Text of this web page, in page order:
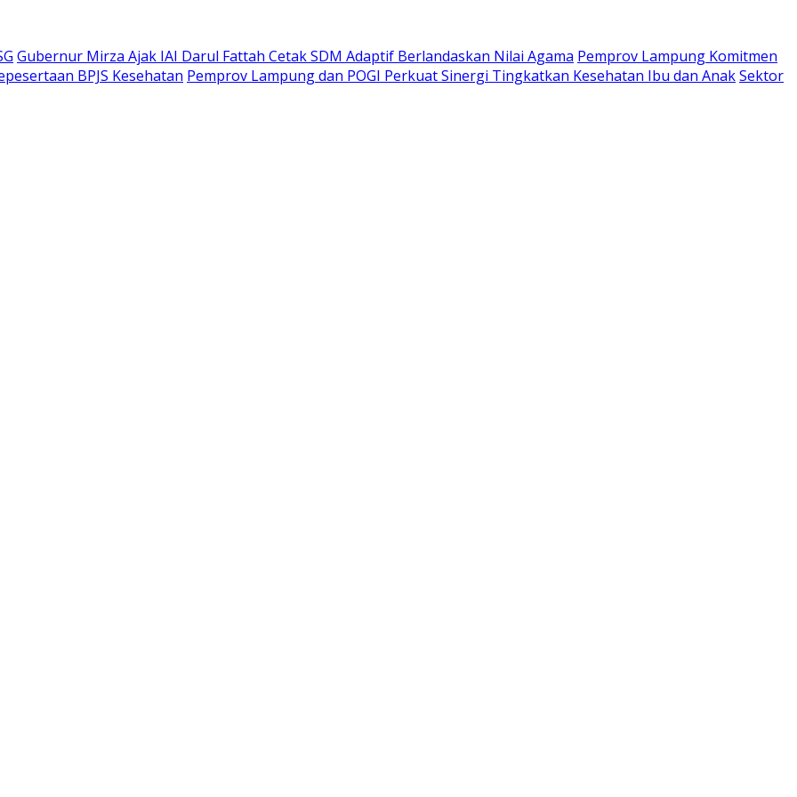
Gubernur Mirza Ajak IAI Darul Fattah Cetak SDM Adaptif Berlandaskan Nilai Agama Pemprov Lampung Komitmen
BPJS Kesehatan Pemprov Lampung dan POGI Perkuat Sinergi Tingkatkan Kesehatan Ibu dan AnakSektor